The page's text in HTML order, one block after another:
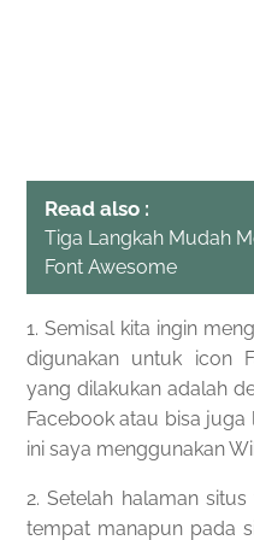
Read also :
Tiga Langkah Mudah
Font Awesome
1. Semisal kita ingin
digunakan untuk icon
yang dilakukan adalah
Facebook atau bisa
ini saya menggunakan
2. Setelah halaman
tempat manapun pada